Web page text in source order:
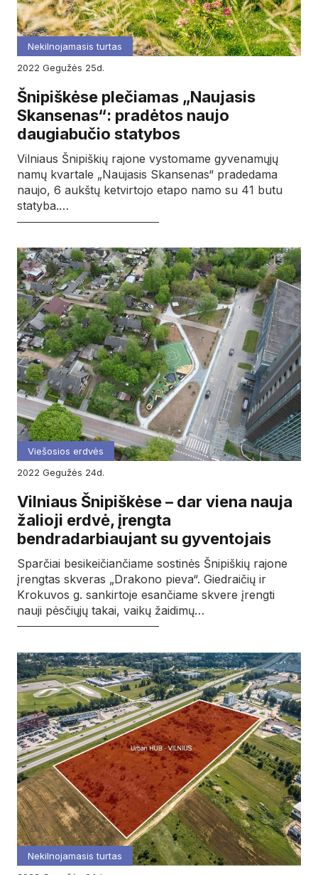
Nekilnojamasis turtas
2022
gegužės 25d.
Šnipiškėse plečiamas „Naujasis
Skansenas“: pradėtos naujo
daugiabučio statybos
Vilniaus Šnipiškių rajone vystomame gyvenamųjų
namų kvartale „Naujasis Skansenas“ pradedama
naujo, 6 aukštų ketvirtojo etapo namo su 41 butu
statyba.…
Viešosios erdvės
2022
gegužės 24d.
Vilniaus Šnipiškėse – dar viena nauja
žalioji erdvė, įrengta
bendradarbiaujant su gyventojais
Sparčiai besikeičiančiame sostinės Šnipiškių rajone
įrengtas skveras „Drakono pieva“. Giedraičių ir
Krokuvos g. sankirtoje esančiame skvere įrengti
nauji pėsčiųjų takai, vaikų žaidimų…
Nekilnojamasis turtas